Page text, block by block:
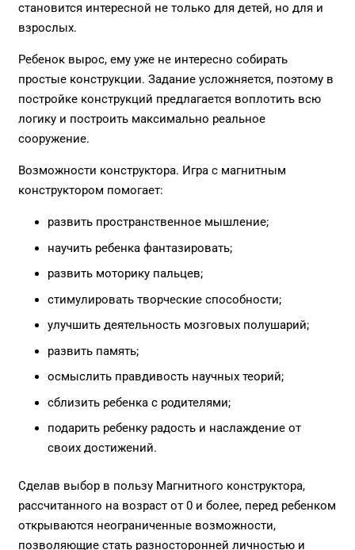
становится интересной не только для детей, но для и
взрослых.
Ребенок вырос, ему уже не интересно собирать
простые конструкции. Задание усложняется, поэтому в
постройке конструкций предлагается воплотить всю
логику и построить максимально реальное
сооружение.
Возможности конструктора. Игра с магнитным
конструктором помогает:
развить пространственное мышление;
научить ребенка фантазировать;
развить моторику пальцев;
стимулировать творческие способности;
улучшить деятельность мозговых полушарий;
развить память;
осмыслить правдивость научных теорий;
сблизить ребенка с родителями;
подарить ребенку радость и наслаждение от
своих достижений.
Сделав выбор в пользу Магнитного конструктора,
рассчитанного на возраст от 0 и более, перед ребенком
открываются неограниченные возможности,
позволяющие стать разносторонней личностью и